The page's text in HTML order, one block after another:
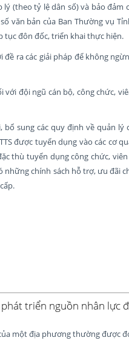
(theo tỷ lệ dân số) và bảo
văn bản của Ban Thường vụ
tục đôn đốc, triển khai thực hiện.
ra các giải pháp để không
đội ngũ cán bộ, công chức,
sung các quy định về quản lý
được tuyển dụng vào các cơ
thù tuyển dụng công chức,
chính sách hỗ trợ, ưu đãi
Ban
triển nguồn nhân lực
một địa phương thường được